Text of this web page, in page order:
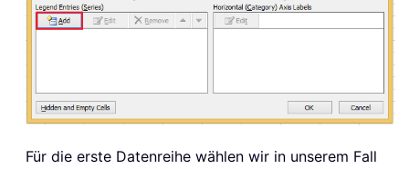
Für die erste Datenreihe wählen wir in unserem Fall